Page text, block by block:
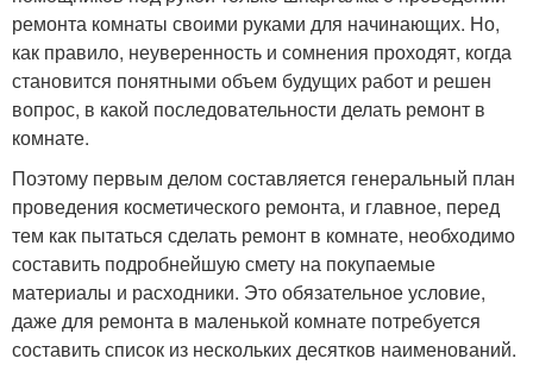
ремонта комнаты своими руками для начинающих. Но,
как правило, неуверенность и сомнения проходят, когда
становится понятными объем будущих работ и решен
вопрос, в какой последовательности делать ремонт в
комнате.
Поэтому первым делом составляется генеральный план
проведения косметического ремонта, и главное, перед
тем как пытаться сделать ремонт в комнате, необходимо
составить подробнейшую смету на покупаемые
материалы и расходники. Это обязательное условие,
даже для ремонта в маленькой комнате потребуется
составить список из нескольких десятков наименований.